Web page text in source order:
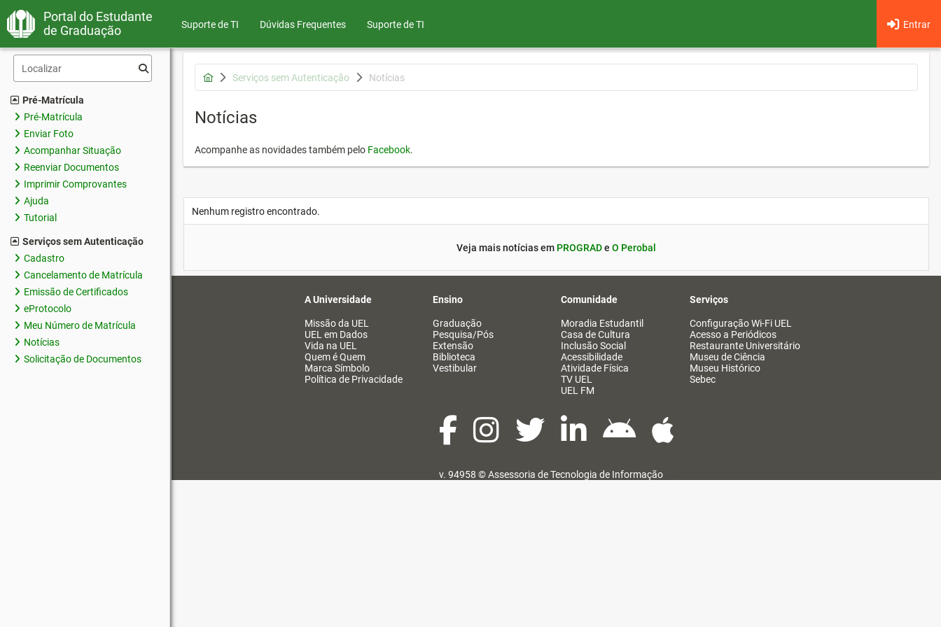
Portal do Estudante
de Graduação
Suporte de TI Dúvidas Frequentes Entrar
Suporte de TI
Pré-Matrícula
Pré-Matrícula
Enviar Foto
Acompanhar Situação
Reenviar Documentos
Imprimir Comprovantes
Ajuda
Tutorial
Serviços sem Autenticação
Cadastro
Cancelamento de Matrícula
Emissão de Certificados
eProtocolo
Meu Número de Matrícula
Notícias
Solicitação de Documentos
Serviços sem Autenticação Notícias
Notícias
Acompanhe as novidades também pelo Facebook.
Nenhum registro encontrado.
Veja mais notícias em PROGRADe O Perobal
A Universidade
Missão da UEL
UEL em Dados
Vida na UEL
Quem é Quem
Marca Símbolo
Política de Privacidade
Ensino
Graduação
Pesquisa/Pós
Extensão
Biblioteca
Vestibular
Comunidade
Moradia Estudantil
Casa de Cultura
Inclusão Social
Acessibilidade
Atividade Física
TV UEL
UEL FM
Serviços
Configuração Wi-Fi UEL
Acesso a Periódicos
Restaurante Universitário
Museu de Ciência
Museu Histórico
Sebec
v. 94958 ©Assessoria de Tecnologia de Informação